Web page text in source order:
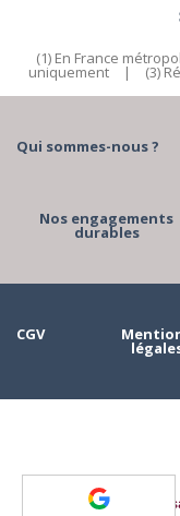
(1) En France
uniquement | (3)
Qui sommes-nous ?
Nos engagements
durables
CGV